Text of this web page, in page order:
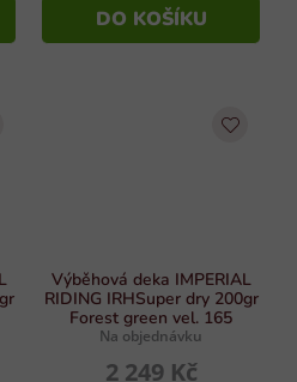
DO KOŠÍKU
Výběhová deka IMPERIAL
RIDING IRHSuper dry 200gr
Forest green vel. 165
Na objednávku
2 249 Kč